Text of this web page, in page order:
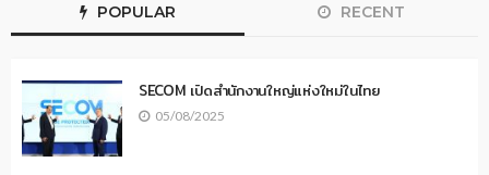
POPULAR RECENT
SECOM เปิดสำนักงานใหญ่แห่งใหม่ในไทย
05/08/2025